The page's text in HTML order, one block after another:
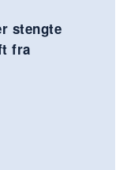
stengte
fra